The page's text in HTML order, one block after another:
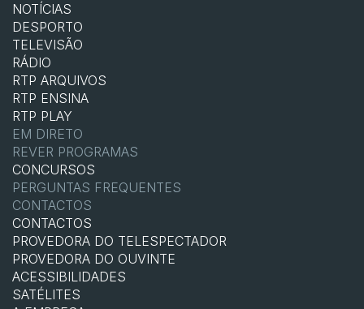
NOTÍCIAS
DESPORTO
TELEVISÃO
RÁDIO
RTP ARQUIVOS
RTP ENSINA
RTP PLAY
EM DIRETO
REVER PROGRAMAS
CONCURSOS
PERGUNTAS FREQUENTES
CONTACTOS
CONTACTOS
PROVEDORA DO TELESPECTADOR
PROVEDORA DO OUVINTE
ACESSIBILIDADES
SATÉLITES